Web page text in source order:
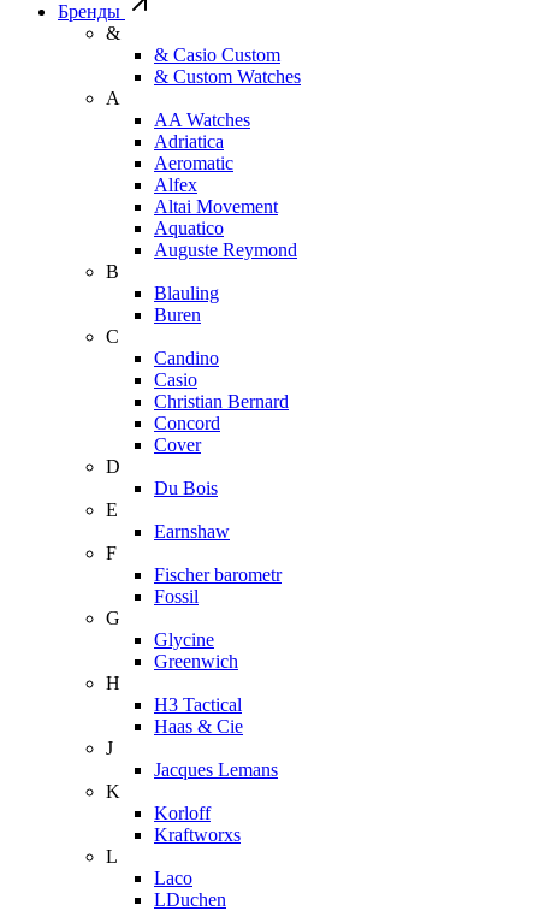
Бренды
&
& Casio Custom
& Custom Watches
A
AA Watches
Adriatica
Aeromatic
Alfex
Altai Movement
Aquatico
Auguste Reymond
B
Blauling
Buren
C
Candino
Casio
Christian Bernard
Concord
Cover
D
Du Bois
E
Earnshaw
F
Fischer barometr
Fossil
G
Glycine
Greenwich
H
H3 Tactical
Haas & Cie
J
Jacques Lemans
K
Korloff
Kraftworxs
L
Laco
LDuchen